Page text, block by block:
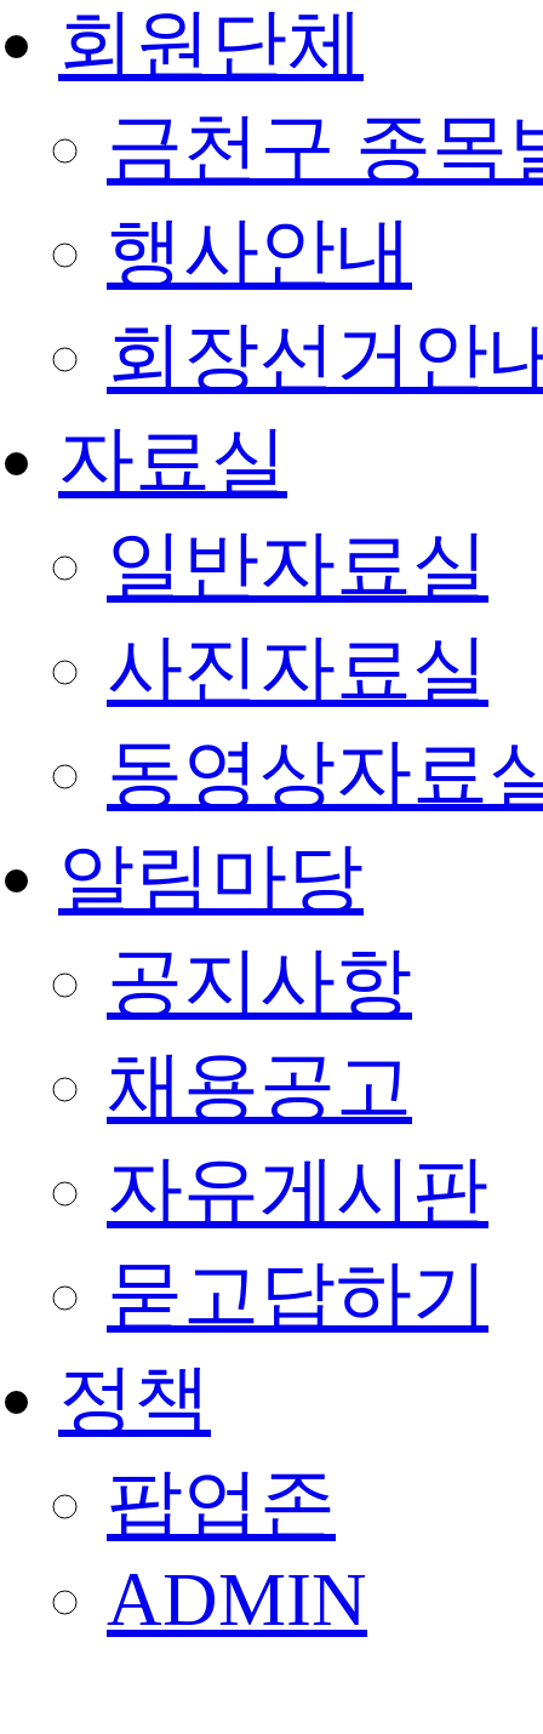
회원단체
금천구 종목
행사안내
회장선거안
자료실
일반자료실
사진자료실
동영상자료
알림마당
공지사항
채용공고
자유게시판
묻고답하기
정책
팝업존
ADMIN